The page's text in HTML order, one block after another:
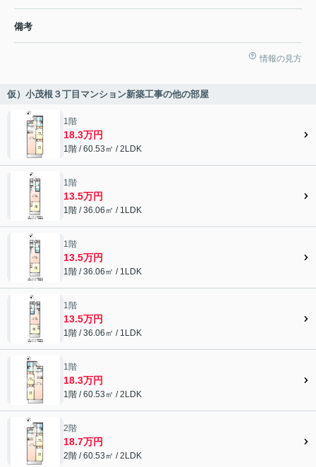
備考
情報の見方
仮）小茂根３丁目マンション新築工事の他の部屋
1階
18.3万円
1階 / 60.53㎡ / 2LDK
1階
13.5万円
1階 / 36.06㎡ / 1LDK
1階
13.5万円
1階 / 36.06㎡ / 1LDK
1階
13.5万円
1階 / 36.06㎡ / 1LDK
1階
18.3万円
1階 / 60.53㎡ / 2LDK
2階
18.7万円
2階 / 60.53㎡ / 2LDK